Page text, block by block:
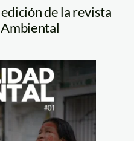
de la revista